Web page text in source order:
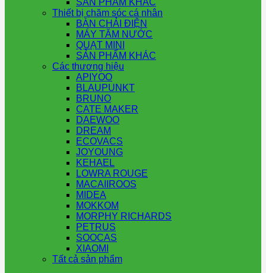
SẢN PHẨM KHÁC
Thiết bị chăm sóc cá nhân
BÀN CHẢI ĐIỆN
MÁY TĂM NƯỚC
QUẠT MINI
SẢN PHẨM KHÁC
Các thương hiệu
APIYOO
BLAUPUNKT
BRUNO
CATE MAKER
DAEWOO
DREAM
ECOVACS
JOYOUNG
KEHAEL
LOWRA ROUGE
MACAIIROOS
MIDEA
MOKKOM
MORPHY RICHARDS
PETRUS
SOOCAS
XIAOMI
Tất cả sản phẩm